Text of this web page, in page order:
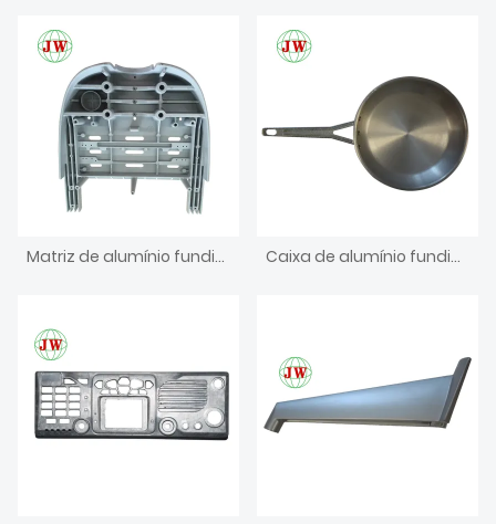
Matriz de alumínio fundido para peça de unidade dentária Caixa de alumínio fundido para caixa de ferro eletrônico